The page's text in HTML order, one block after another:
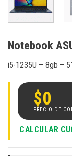
Notebook
i5-1235U – 8gb –
$0
CALCULAR